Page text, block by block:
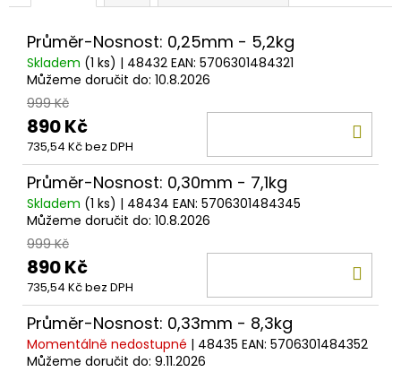
Průměr-Nosnost: 0,25mm - 5,2kg
Skladem (1 ks) | 48432 EAN: 5706301484321
Můžeme doručit do: 10.8.2026
999 Kč
890 Kč
735,54 Kč bez DPH
Průměr-Nosnost: 0,30mm - 7,1kg
Skladem (1 ks) | 48434 EAN: 5706301484345
Můžeme doručit do: 10.8.2026
999 Kč
890 Kč
735,54 Kč bez DPH
Průměr-Nosnost: 0,33mm - 8,3kg
Momentálně nedostupné | 48435 EAN: 5706301484352
Můžeme doručit do: 9.11.2026
SAVAGE
GEAR
100%
SOFT
FLUOROCARBON
0,17MM
0,49MM
50M
199
Kč